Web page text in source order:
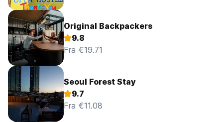
Original Backpackers
9.8
Fra €19.71
Seoul Forest Stay
9.7
Fra €11.08